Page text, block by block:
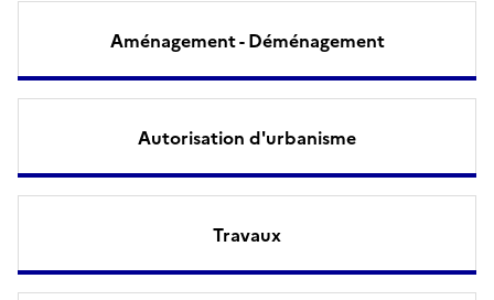
Aménagement - Déménagement
Autorisation d'urbanisme
Travaux